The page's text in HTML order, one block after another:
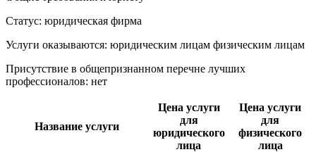
Статус: юридическая фирма
Услуги оказываются: юридическим лицам физическим лицам
Присутствие в общепризнанном перечне лучших
профессионалов: нет
Название услуги
Цена услуги
для
юридического
лица
Цена услуги
для
физического
лица